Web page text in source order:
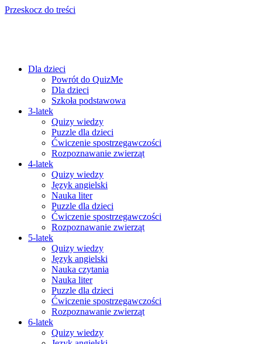
Przeskocz do treści
Dla dzieci
Powrót do QuizMe
Dla dzieci
Szkoła podstawowa
3-latek
Quizy wiedzy
Puzzle dla dzieci
Ćwiczenie spostrzegawczości
Rozpoznawanie zwierząt
4-latek
Quizy wiedzy
Język angielski
Nauka liter
Puzzle dla dzieci
Ćwiczenie spostrzegawczości
Rozpoznawanie zwierząt
5-latek
Quizy wiedzy
Język angielski
Nauka czytania
Nauka liter
Puzzle dla dzieci
Ćwiczenie spostrzegawczości
Rozpoznawanie zwierząt
6-latek
Quizy wiedzy